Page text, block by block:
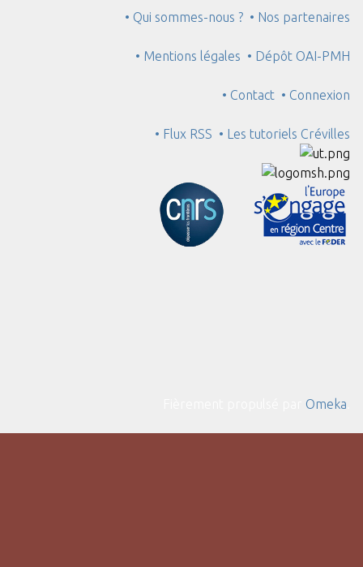
• Qui sommes-nous ? • Nos partenaires
• Mentions légales • Dépôt OAI-PMH
• Contact • Connexion
• Flux RSS • Les tutoriels Crévilles
Omeka